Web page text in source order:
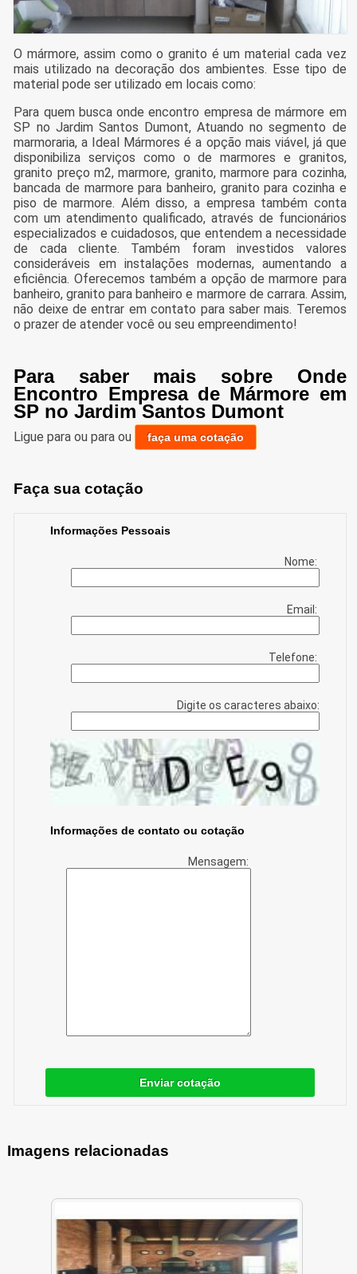
O mármore, assim como o granito é um material cada vez
mais utilizado na decoração dos ambientes. Esse tipo de
material pode ser utilizado em locais como:
Para quem busca onde encontro empresa de mármore em
SP no Jardim Santos Dumont, Atuando no segmento de
marmoraria, a Ideal Mármores é a opção mais viável, já que
disponibiliza serviços como o de marmores e granitos,
granito preço m2, marmore, granito, marmore para cozinha,
bancada de marmore para banheiro, granito para cozinha e
piso de marmore. Além disso, a empresa também conta
com um atendimento qualificado, através de funcionários
especializados e cuidadosos, que entendem a necessidade
de cada cliente. Também foram investidos valores
consideráveis em instalações modernas, aumentando a
eficiência. Oferecemos também a opção de marmore para
banheiro, granito para banheiro e marmore de carrara. Assim,
não deixe de entrar em contato para saber mais. Teremos
o prazer de atender você ou seu empreendimento!
Para saber mais sobre Onde
Encontro Empresa de Mármore em
SP no Jardim Santos Dumont
Ligue paraou paraou faça uma cotação
Faça sua cotação
Informações Pessoais
Nome:
Email:
Telefone:
Digite os caracteres abaixo:
Informações de contato ou cotação
Mensagem:
Enviar cotação
Imagens relacionadas